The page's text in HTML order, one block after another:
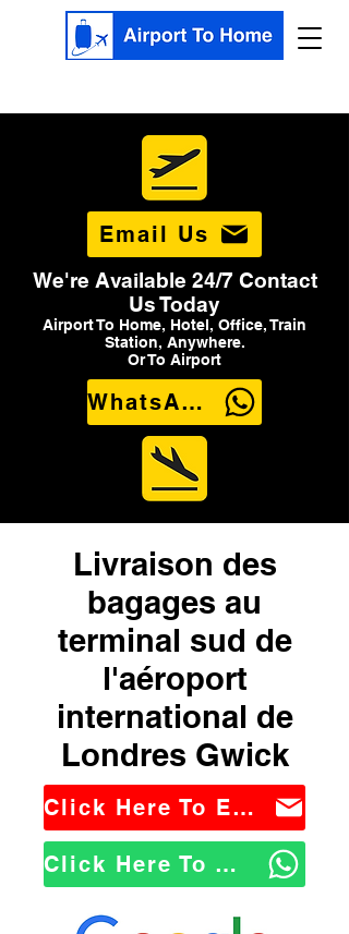
Email Us
We're Available 24/7 Contact
Us Today
Airport To Home, Hotel, Office, Train
Station, Anywhere.
Or To Airport
WhatsApp Us
Livraison des
bagages au
terminal sud de
l'aéroport
international de
Londres Gwick
Click Here To Email Us
Click Here To WhatsApp Us